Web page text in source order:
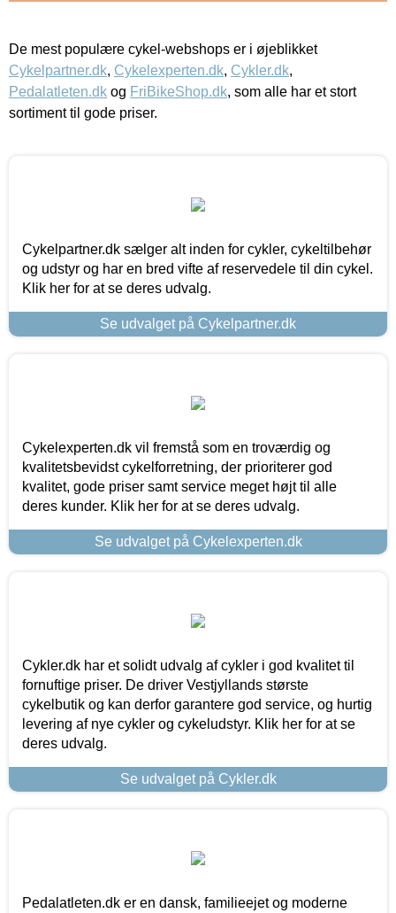
De mest populære cykel-webshops er i øjeblikket
Cykelpartner.dk, Cykelexperten.dk, Cykler.dk,
Pedalatleten.dk og FriBikeShop.dk, som alle har et stort
sortiment til gode priser.
Cykelpartner.dk sælger alt inden for cykler, cykeltilbehør
og udstyr og har en bred vifte af reservedele til din cykel.
Klik her for at se deres udvalg.
Se udvalget på Cykelpartner.dk
Cykelexperten.dk vil fremstå som en troværdig og
kvalitetsbevidst cykelforretning, der prioriterer god
kvalitet, gode priser samt service meget højt til alle
deres kunder. Klik her for at se deres udvalg.
Se udvalget på Cykelexperten.dk
Cykler.dk har et solidt udvalg af cykler i god kvalitet til
fornuftige priser. De driver Vestjyllands største
cykelbutik og kan derfor garantere god service, og hurtig
levering af nye cykler og cykeludstyr. Klik her for at se
deres udvalg.
Se udvalget på Cykler.dk
Pedalatleten.dk er en dansk, familieejet og moderne